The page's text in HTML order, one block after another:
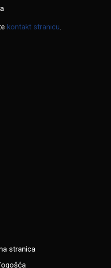
kontakt stranicu
stranica